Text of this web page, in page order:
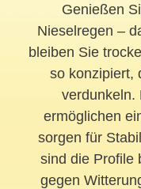
Genießen
Nieselregen –
bleiben Sie
so konzipiert,
verdunkeln.
ermöglichen
sorgen für
sind die Profile
gegen